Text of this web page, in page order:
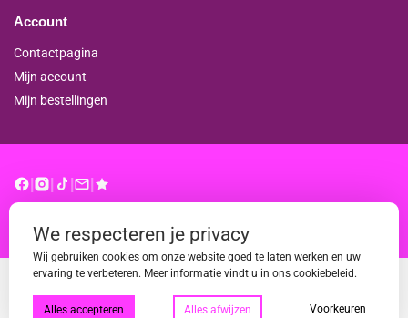
Account
Contactpagina
Mijn account
Mijn bestellingen
We respecteren je privacy
Wij gebruiken cookies om onze website goed te laten werken en uw
ervaring te verbeteren. Meer informatie vindt u in ons cookiebeleid.
Alles accepteren Alles afwijzen Voorkeuren